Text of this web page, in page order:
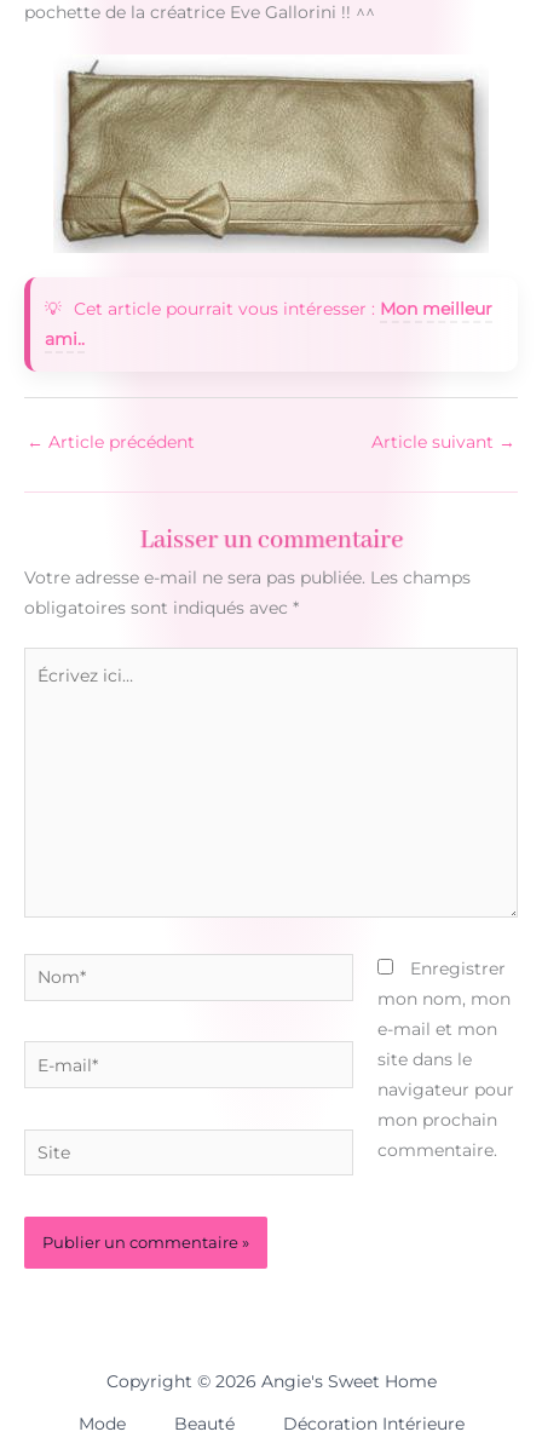
pochette de la créatrice Eve Gallorini !! ^^
Cet article pourrait vous intéresser : Mon meilleur
ami..
← Article précédent Article suivant →
Laisser un commentaire
Votre adresse e-mail ne sera pas publiée. Les champs
obligatoires sont indiqués avec *
Nom*
E-
mail*
Site
Enregistrer
mon nom, mon
e-mail et mon
site dans le
navigateur pour
mon prochain
commentaire.
Copyright © 2026 Angie's Sweet Home
Mode Beauté Décoration Intérieure